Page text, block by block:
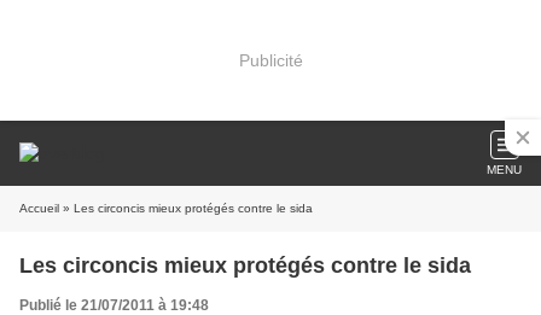
Publicité
MENU
Accueil » Les circoncis mieux protégés contre le sida
Les circoncis mieux protégés contre le sida
Publié le 21/07/2011 à 19:48